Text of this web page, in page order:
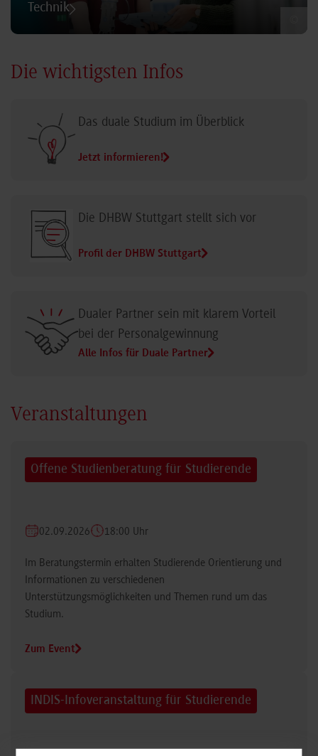
Technik
Die wichtigsten Infos
Das duale Studium im Überblick
Jetzt informieren!
Die DHBW Stuttgart stellt sich vor
Profil der DHBW Stuttgart
Dualer Partner sein mit klarem Vorteil
bei der Personalgewinnung
Alle Infos für Duale Partner
Veranstaltungen
Offene Studienberatung für Studierende
02.09.2026 18:00 Uhr
Im Beratungstermin erhalten Studierende Orientierung und
Informationen zu verschiedenen
Unterstützungsmöglichkeiten und Themen rund um das
Studium.
Zum Event
INDIS-Infoveranstaltung für Studierende